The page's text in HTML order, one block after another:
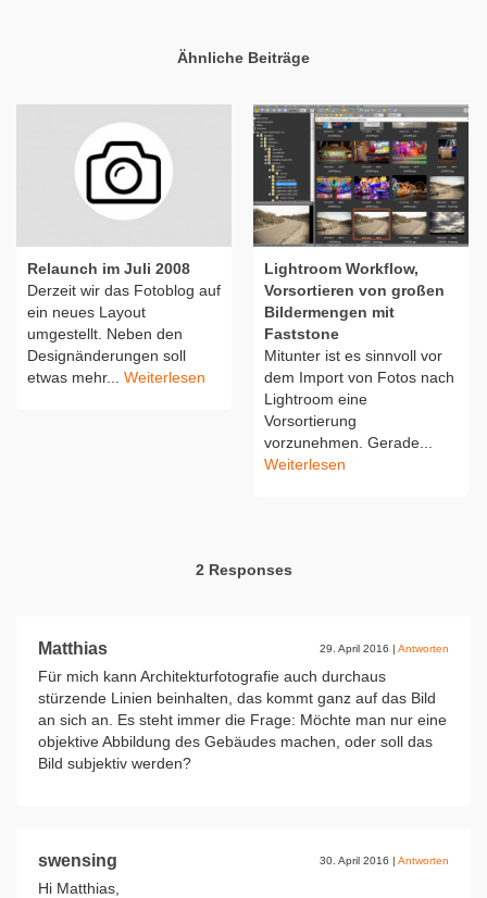
Ähnliche Beiträge
Relaunch im Juli 2008
Derzeit wir das Fotoblog auf
ein neues Layout
umgestellt. Neben den
Designänderungen soll
etwas mehr... Weiterlesen
Lightroom Workflow,
Vorsortieren von großen
Bildermengen mit
Faststone
Mitunter ist es sinnvoll vor
dem Import von Fotos nach
Lightroom eine
Vorsortierung
vorzunehmen. Gerade...
Weiterlesen
2 Responses
Matthias 29. April 2016 | Antworten
Für mich kann Architekturfotografie auch durchaus
stürzende Linien beinhalten, das kommt ganz auf das Bild
an sich an. Es steht immer die Frage: Möchte man nur eine
objektive Abbildung des Gebäudes machen, oder soll das
Bild subjektiv werden?
swensing 30. April 2016 | Antworten
Hi Matthias,